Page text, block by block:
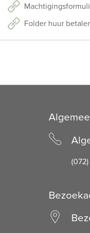
Folder huur